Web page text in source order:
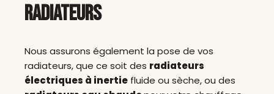
RADIATEURS
Nous assurons également la pose de vos
radiateurs, que ce soit des radiateurs
électriques à inertie fluide ou sèche, ou des